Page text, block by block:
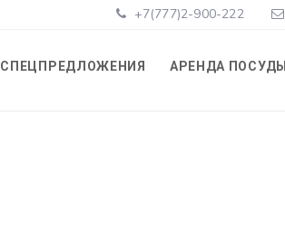
+7(777)2-900-222
СПЕЦПРЕДЛОЖЕНИЯ АРЕНДА ПОСУДЫ